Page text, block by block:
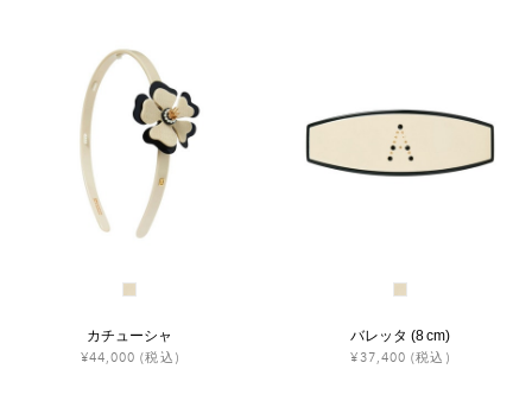
カチューシャ
¥44,000 (税込)
バレッタ (8 cm)
¥37,400 (税込)